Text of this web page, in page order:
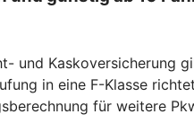
und Kaskoversicherung
in eine F-Klasse
für weitere